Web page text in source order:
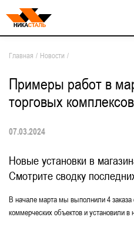
Главная / Новости /
Примеры работ в
торговых
07.03.2024
Новые установки в
Смотрите сводку
В начале марта мы выполнили 4 заказа
коммерческих объектов и установили в